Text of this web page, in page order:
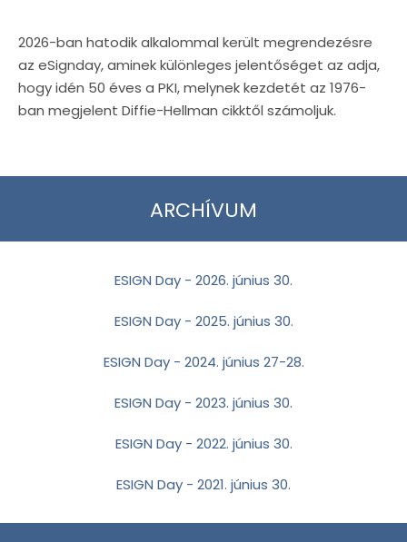
2026-ban hatodik alkalommal került megrendezésre
az eSignday, aminek különleges jelentőséget az adja,
hogy idén 50 éves a PKI, melynek kezdetét az 1976-
ban megjelent Diffie-Hellman cikktől számoljuk.
ARCHÍVUM
ESIGN Day - 2026. június 30.
ESIGN Day - 2025. június 30.
ESIGN Day - 2024. június 27-28.
ESIGN Day - 2023. június 30.
ESIGN Day - 2022. június 30.
ESIGN Day - 2021. június 30.